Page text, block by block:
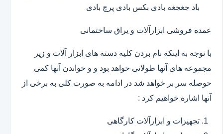
باد جغجغه بادی بکس بادی پرچ بادی
عمده فروشی ابزارآلات و یراق ساختمانی
با توجه به اینکه نام بردن کلیه دسته های ابزار آلات و زیر
مجموعه های آنها طولانی خواهد بود و و خواندن آنها کمی
حوصله سر بر خواهد شد در ادامه به صورت کلی به برخی از
آنها اشاره خواهیم کرد :
تجهیزات و ابزارآلات کارگاهی